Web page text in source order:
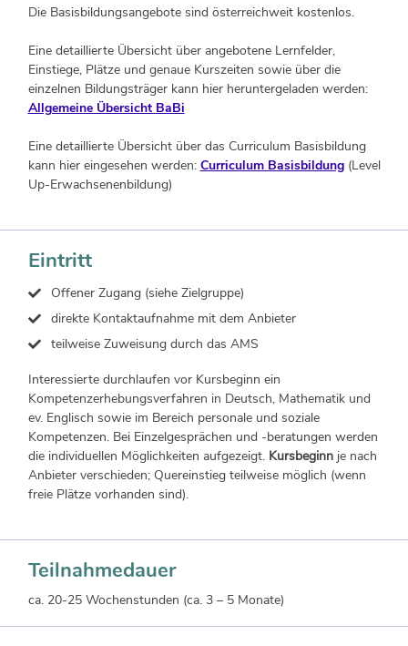
Die Basisbildungsangebote sind österreichweit kostenlos.
Eine detaillierte Übersicht über angebotene Lernfelder,
Einstiege, Plätze und genaue Kurszeiten sowie über die
einzelnen Bildungsträger kann hier heruntergeladen werden:
Allgemeine Übersicht BaBi
Eine detaillierte Übersicht über das Curriculum Basisbildung
kann hier eingesehen werden: Curriculum Basisbildung(Level
Up-Erwachsenenbildung)
Eintritt
Offener Zugang (siehe Zielgruppe)
direkte Kontaktaufnahme mit dem Anbieter
teilweise Zuweisung durch das AMS
Interessierte durchlaufen vor Kursbeginn ein
Kompetenzerhebungsverfahren in Deutsch, Mathematik und
ev. Englisch sowie im Bereich personale und soziale
Kompetenzen. Bei Einzelgesprächen und -beratungen werden
die individuellen Möglichkeiten aufgezeigt. Kursbeginnje nach
Anbieter verschieden; Quereinstieg teilweise möglich (wenn
freie Plätze vorhanden sind).
Teilnahmedauer
ca. 20-25 Wochenstunden (ca. 3 – 5 Monate)